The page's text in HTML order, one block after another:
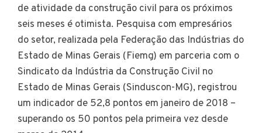
de atividade da construção civil para os próximos
seis meses é otimista. Pesquisa com empresários
do setor, realizada pela Federação das Indústrias do
Estado de Minas Gerais (Fiemg) em parceria com o
Sindicato da Indústria da Construção Civil no
Estado de Minas Gerais (Sinduscon-MG), registrou
um indicador de 52,8 pontos em janeiro de 2018 –
superando os 50 pontos pela primeira vez desde